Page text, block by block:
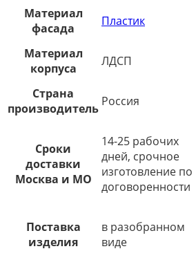
Материал
фасада
Пластик
Материал
корпуса
ЛДСП
Страна
производитель Россия
Сроки
доставки
Москва и МО
14-25 рабочих
дней, срочное
изготовление по
договоренности
Поставка
изделия
в разобранном
виде